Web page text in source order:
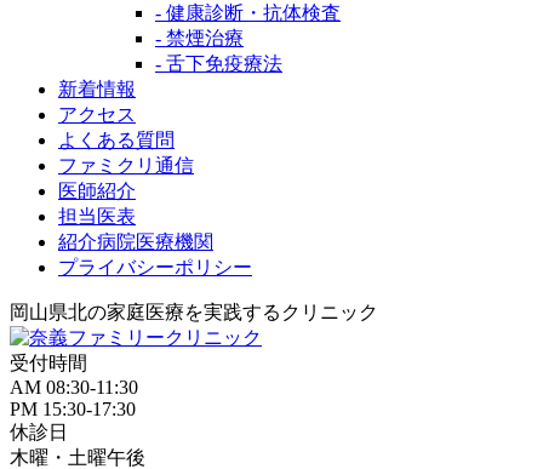
- 健康診断・抗体検査
- 禁煙治療
- 舌下免疫療法
新着情報
アクセス
よくある質問
ファミクリ通信
医師紹介
担当医表
紹介病院医療機関
プライバシーポリシー
岡山県北の家庭医療を実践するクリニック
受付時間
AM 08:30-11:30
PM 15:30-17:30
休診日
木曜・土曜午後